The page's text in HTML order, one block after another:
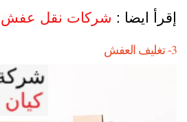
ايضا : شركات نقل عفش